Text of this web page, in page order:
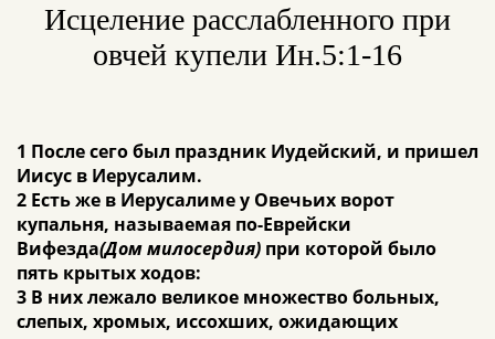
Исцеление расслабленного при
овчей купели Ин.5:1-16
1 После сего был праздник Иудейский, и пришел
Иисус в Иерусалим.
2 Есть же в Иерусалиме у Овечьих ворот
купальня, называемая по-Еврейски
Вифезда(Дом милосердия) при которой было
пять крытых ходов:
3 В них лежало великое множество больных,
слепых, хромых, иссохших, ожидающих